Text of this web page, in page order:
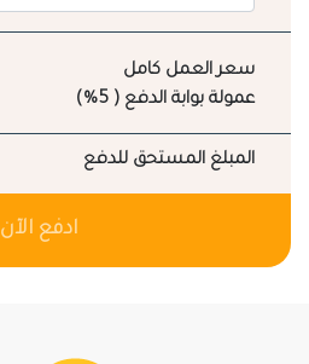
سعر العمل كامل
عمولة بوابة الدفع ( 5%)
المبلغ المستحق للدفع
ادفع الآن